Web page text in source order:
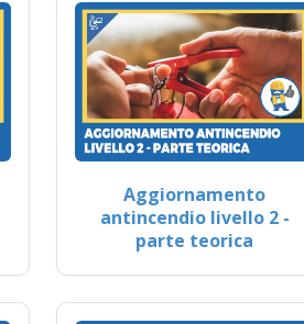
Aggiornamento
antincendio livello 2 -
parte teorica